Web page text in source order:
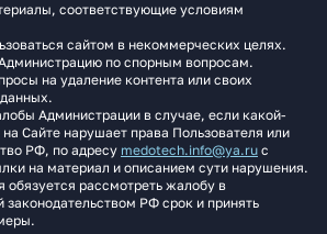
соответствующие условиям
сайтом в некоммерческих целях.
по спорным вопросам.
на удаление контента или своих
Администрации в случае, если какой-
Сайте нарушает права Пользователя или
РФ, по адресу medotech.info@ya.ru с
на материал и описанием сути нарушения.
обязуется рассмотреть жалобу в
законодательством РФ срок и принять